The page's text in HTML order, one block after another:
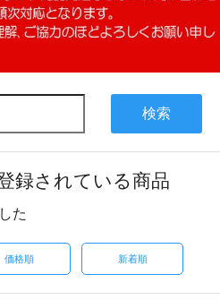
検索
録されている商品
た
価格順 新着順